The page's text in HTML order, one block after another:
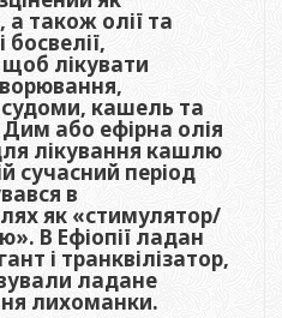
також олії та
лікувати
судоми, кашель та
або ефірна олія
лікування кашлю
сучасний період
в
як «стимулятор/
В Ефіопії ладан
і транквілізатор,
ладане
лихоманки.